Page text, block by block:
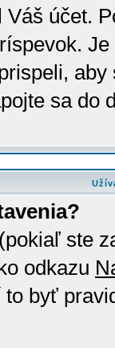
účet.
sa do
ste
odkazu
byť